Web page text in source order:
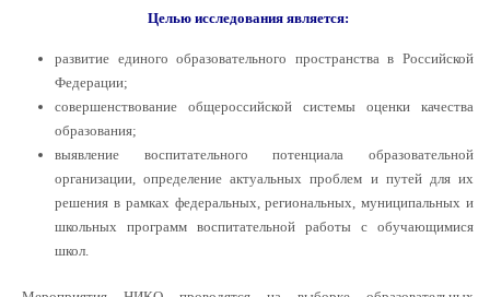
Целью исследования является:
развитие единого образовательного пространства в Российской
Федерации;
совершенствование общероссийской системы оценки качества
образования;
выявление воспитательного потенциала образовательной
организации, определение актуальных проблем и путей для их
решения в рамках федеральных, региональных, муниципальных и
школьных программ воспитательной работы с обучающимися
школ.